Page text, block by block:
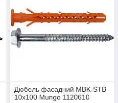
Дюбель фасадний MBK-STB
10х100 Mungo 1120610